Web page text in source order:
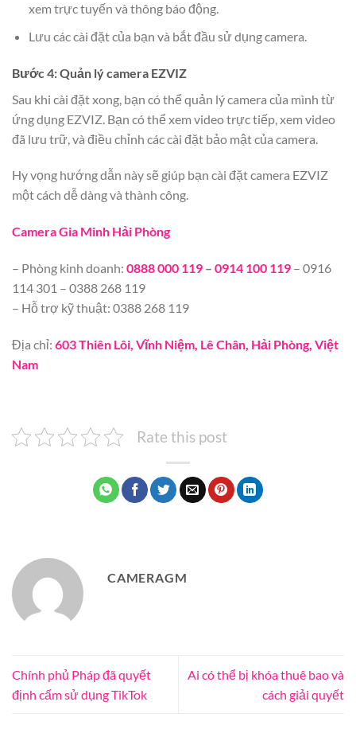
xem trực tuyến và thông báo động.
Lưu các cài đặt của bạn và bắt đầu sử dụng camera.
Bước 4: Quản lý camera EZVIZ
Sau khi cài đặt xong, bạn có thể quản lý camera của mình từ
ứng dụng EZVIZ. Bạn có thể xem video trực tiếp, xem video
đã lưu trữ, và điều chỉnh các cài đặt bảo mật của camera.
Hy vọng hướng dẫn này sẽ giúp bạn cài đặt camera EZVIZ
một cách dễ dàng và thành công.
Camera Gia Minh Hải Phòng
– Phòng kinh doanh: 0888 000 119 – 0914 100 119 – 0916
114 301 – 0388 268 119
– Hỗ trợ kỹ thuật: 0388 268 119
Địa chỉ: 603 Thiên Lôi, Vĩnh Niệm, Lê Chân, Hải Phòng, Việt
Nam
Rate this post
CAMERAGM
Chính phủ Pháp đã quyết
định cấm sử dụng TikTok
Ai có thể bị khóa thuê bao và
cách giải quyết